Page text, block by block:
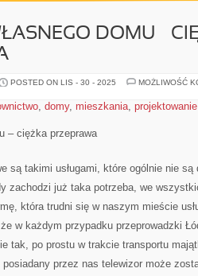
DOMU –
POSTED ON LIS - 30 - 2025
MOŻLIWOŚĆ
, domy, mieszkania, projektowanie
– ciężka przeprawa
są takimi usługami, które ogólnie nie
zachodzi już taka potrzeba, we
która trudni się w naszym mieście
w każdym przypadku przeprowadzki
tak, po prostu w trakcie transportu
posiadany przez nas telewizor może